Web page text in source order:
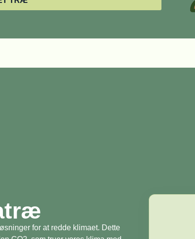
for at redde klimaet. Dette